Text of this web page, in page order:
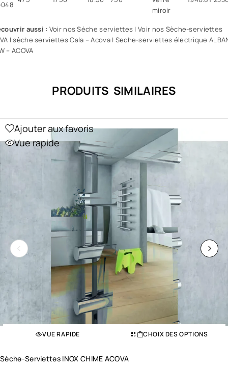
048
miroir
aussi : Voir nos Sèche serviettes |Voir nos Sèche-serviettes
|sèche serviettes Cala – Acova| Seche-serviettes électrique
– ACOVA
PRODUITS SIMILAIRES
Ajouter aux favoris
Vue rapide
VUE RAPIDE CHOIX DES OPTIONS
Sèche-Serviettes INOX CHIME ACOVA